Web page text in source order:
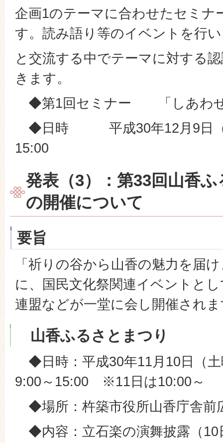
企画1のテーマに合わせたセミナ
す。読み語り等のイベントを行
と交流する中でテーマに対する
きます。
◆第1回セミナー 「しあわせ
◆日時 平成30年12月9日（
15:00
発表（3）：第33回山香
の開催について
要旨
「祈りの谷から山香の魅力を届
に、国民文化祭関連イベントと
連盟などが一堂に会し開催され
山香ふるさとまつり
◆日時：平成30年11月10日（土
9:00～15:00 ※11日は10:00～
◆場所：杵築市役所山香庁舎前
◆内容：立石楽の演舞披露（10